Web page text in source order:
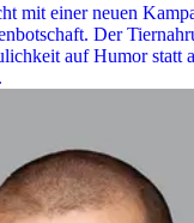
mit einer neuen
Der
auf Humor statt